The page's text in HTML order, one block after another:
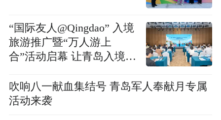
“国际友人@Qingdao” 入境
旅游推广暨“万人游上
合”活动启幕 让青岛入境
吹响八一献血集结号 青岛军人奉献月专属
活动来袭